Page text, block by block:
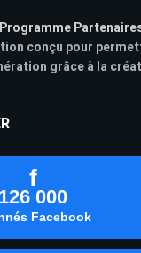
Programme
conçu pour
grâce à la
f
126 000
Facebook